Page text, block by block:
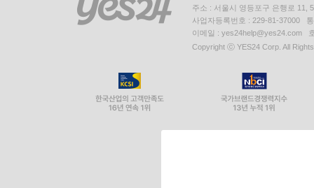
주소 : 서울시 영등포구 은행로 11,
사업자등록번호 : 229-81-37000
이메일 : yes24help@yes24.com
Copyright ⓒ YES24 Corp. All